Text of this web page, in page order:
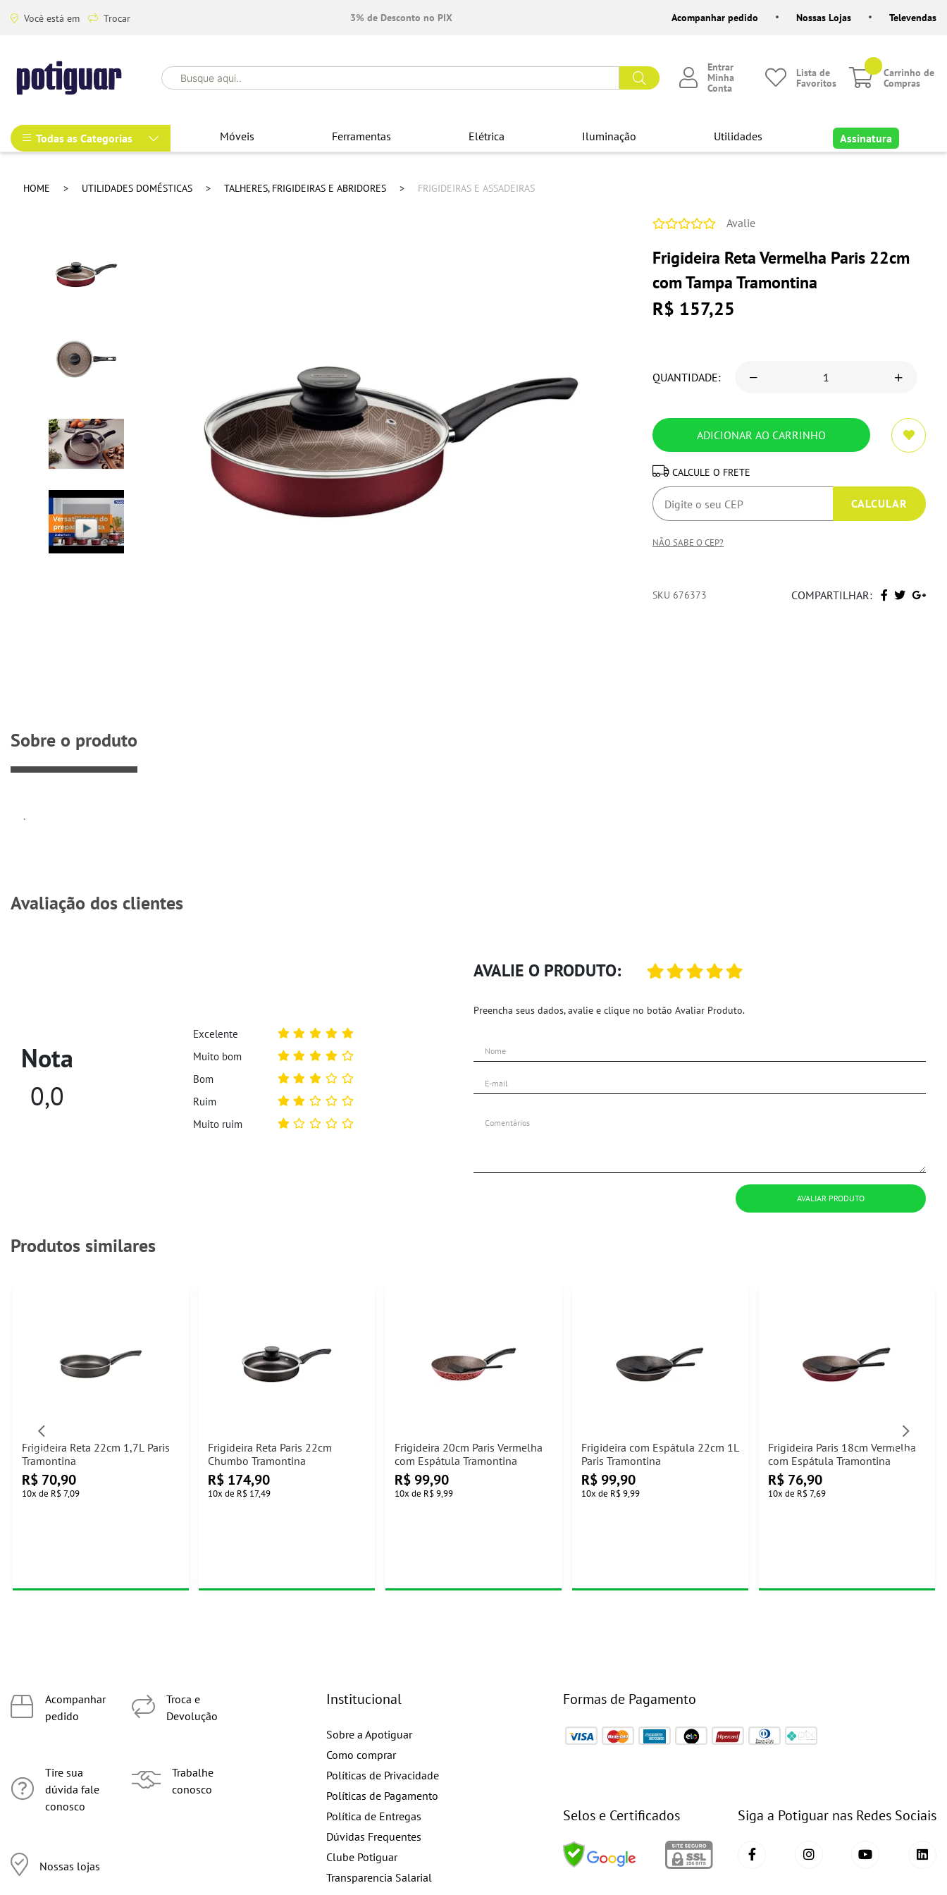
Você está em Trocar 3% de Desconto no PIX Acompanhar pedido Nossas Lojas Televendas
Entrar
Minha
Conta
Lista de
Favoritos
Carrinho de
Compras
Todas as Categorias Móveis Ferramentas Elétrica Iluminação Utilidades Assinatura
HOME UTILIDADES DOMÉSTICAS TALHERES, FRIGIDEIRAS E ABRIDORES FRIGIDEIRAS E ASSADEIRAS
Avalie
Frigideira Reta Vermelha Paris 22cm
com Tampa Tramontina
R$ 157,25
QUANTIDADE:
CALCULE O FRETE
NÃO SABE O CEP?
SKU 676373 COMPARTILHAR:
Sobre o produto
.
Avaliação dos clientes
AVALIE O PRODUTO:
Preencha seus dados, avalie e clique no botão Avaliar Produto.
AVALIAR PRODUTO
Nota
0,0
Excelente
Muito bom
Bom
Ruim
Muito ruim
Produtos similares
Frigideira Reta 22cm 1,7L Paris
Tramontina
R$ 70,90
10x de R$ 7,09
Frigideira Reta Paris 22cm
Chumbo Tramontina
R$ 174,90
10x de R$ 17,49
Frigideira 20cm Paris Vermelha
com Espátula Tramontina
R$ 99,90
10x de R$ 9,99
Frigideira com Espátula 22cm 1L
Paris Tramontina
R$ 99,90
10x de R$ 9,99
Frigideira Paris 18cm Vermelha
com Espátula Tramontina
R$ 76,90
10x de R$ 7,69
Acompanhar
pedido
Tire sua
dúvida fale
conosco
Nossas lojas
Troca e
Devolução
Trabalhe
conosco
Institucional
Sobre a Apotiguar
Como comprar
Políticas de Privacidade
Políticas de Pagamento
Política de Entregas
Dúvidas Frequentes
Clube Potiguar
Transparencia Salarial
Formas de Pagamento
Selos e Certificados Siga a Potiguar nas Redes Sociais